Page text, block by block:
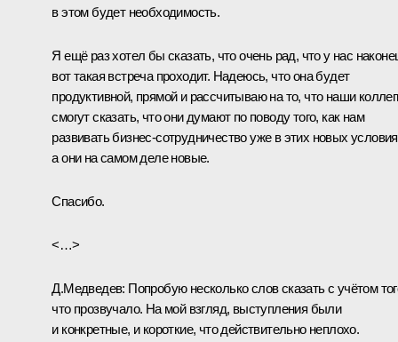
в этом будет необходимость.
Я ещё раз хотел бы сказать, что очень рад, что у нас
вот такая встреча проходит. Надеюсь, что она будет
продуктивной, прямой и рассчитываю на то, что наши
смогут сказать, что они думают по поводу того, как нам
развивать бизнес-сотрудничество уже в этих новых
а они на самом деле новые.
Спасибо.
<…>
Д.Медведев: Попробую несколько слов сказать с учётом
что прозвучало. На мой взгляд, выступления были
и конкретные, и короткие, что действительно неплохо.